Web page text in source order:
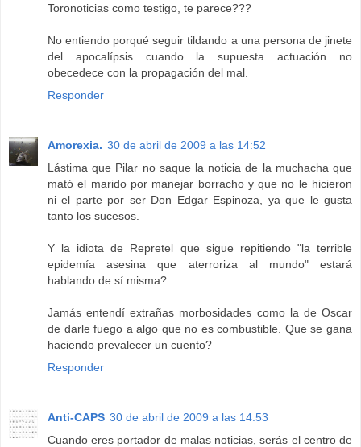
Toronoticias como testigo, te parece???
No entiendo porqué seguir tildando a una persona de jinete
del apocalípsis cuando la supuesta actuación no
obecedece con la propagación del mal.
Responder
Amorexia. 30 de abril de 2009 a las 14:52
Lástima que Pilar no saque la noticia de la muchacha que
mató el marido por manejar borracho y que no le hicieron
ni el parte por ser Don Edgar Espinoza, ya que le gusta
tanto los sucesos.
Y la idiota de Repretel que sigue repitiendo "la terrible
epidemía asesina que aterroriza al mundo" estará
hablando de sí misma?
Jamás entendí extrañas morbosidades como la de Oscar
de darle fuego a algo que no es combustible. Que se gana
haciendo prevalecer un cuento?
Responder
Anti-CAPS 30 de abril de 2009 a las 14:53
Cuando eres portador de malas noticias, serás el centro de